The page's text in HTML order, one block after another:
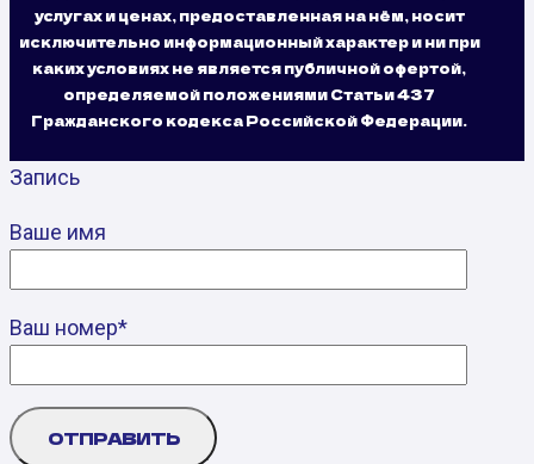
услугах и ценах, предоставленная на нём, носит
исключительно информационный характер и ни при
каких условиях не является публичной офертой,
определяемой положениями Статьи 437
Гражданского кодекса Российской Федерации.
Запись
Ваше имя
Ваш номер*